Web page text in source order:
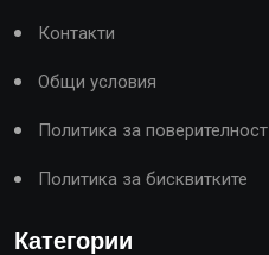
Контакти
Общи условия
Политика за поверителност
Политика за бисквитките
Категории